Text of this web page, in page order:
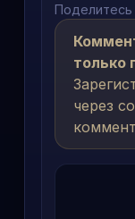
только
через